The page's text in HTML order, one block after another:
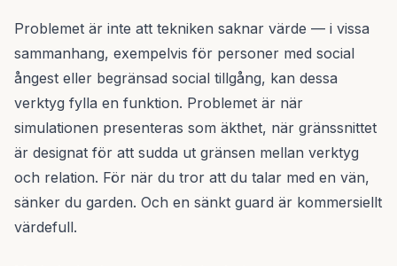
Problemet är inte att tekniken saknar värde — i vissa
sammanhang, exempelvis för personer med social
ångest eller begränsad social tillgång, kan dessa
verktyg fylla en funktion. Problemet är när
simulationen presenteras som äkthet, när gränssnittet
är designat för att sudda ut gränsen mellan verktyg
och relation. För när du tror att du talar med en vän,
sänker du garden. Och en sänkt guard är kommersiellt
värdefull.